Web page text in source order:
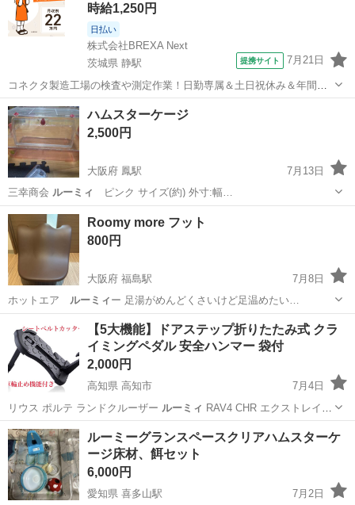
時給1,250円
日払い
株式会社BREXA Next
茨城県 静駅
提携サイト 7月21日
コネクタ製造工場の検査や測定作業！日勤専属＆土日祝休み＆年間休
日128日★クリーンルーム内作業★マイカー通勤OK＆無料駐車場あり
★就業先食堂利用可！日払い制度あり！《茨城県常陸大宮市》 人気の
工場のお仕事 ◇コネクタ製造工...
茨城 常陸大宮市 静駅
ハムスターケージ
2,500円
大阪府 鳳駅
7月13日
三幸商会 ルーミィ ピンク サイズ(約) 外寸:幅…
大阪 堺市 ケージ
Roomy more フット
800円
大阪府 福島駅
7月8日
ホットエア ルーミィ ー 足湯がめんどくさいけど足温めたい…
福島駅 美容家電 フット
【5大機能】ドアステップ折りたたみ式 クラ
イミングペダル 安全ハンマー 袋付
2,000円
高知県 高知市
7月4日
リウス ポルテ ランドクルーザー ルーミィ RAV4 CHR エクストレイ
ル…
高知 高知市 内装、インテリア ハンマー
ルーミーグランスペースクリアハムスターケ
ージ床材、餌セット
6,000円
愛知県 喜多山駅
7月2日